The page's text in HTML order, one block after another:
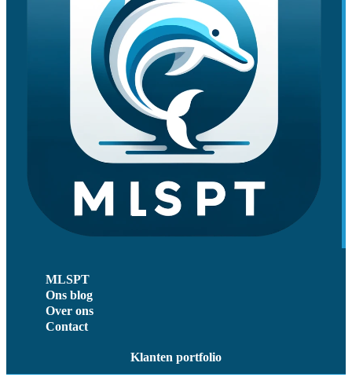
MLSPT
Ons blog
Over ons
Contact
Klanten portfolio